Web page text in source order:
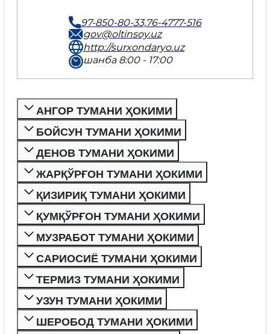
97-850-80-33,76-4777-516
gov@oltinsoy.uz
http://surxondaryo.uz
шанба 8:00 - 17:00
АНГОР ТУМАНИ ҲОКИМИ
БОЙСУН ТУМАНИ ҲОКИМИ
ДЕНОВ ТУМАНИ ҲОКИМИ
ЖАРҚЎРҒОН ТУМАНИ ҲОКИМИ
ҚИЗИРИҚ ТУМАНИ ҲОКИМИ
ҚУМҚЎРҒОН ТУМАНИ ҲОКИМИ
МУЗРАБОТ ТУМАНИ ҲОКИМИ
САРИОСИЁ ТУМАНИ ҲОКИМИ
ТЕРМИЗ ТУМАНИ ҲОКИМИ
УЗУН ТУМАНИ ҲОКИМИ
ШЕРОБОД ТУМАНИ ҲОКИМИ